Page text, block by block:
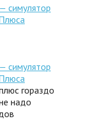
симулятор
симулятор
гораздо
надо